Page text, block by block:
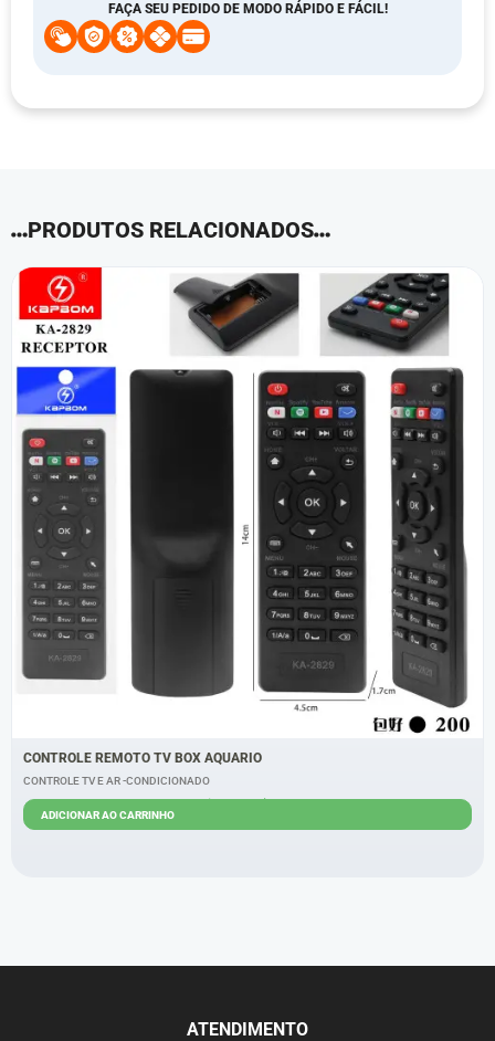
FAÇA SEU PEDIDO DE MODO RÁPIDO E FÁCIL!
PRODUTOS RELACIONADOS
CONTROLE REMOTO TV BOX AQUARIO
CONTROLE TV E AR -CONDICIONADO
ADICIONAR AO CARRINHO
ATENDIMENTO